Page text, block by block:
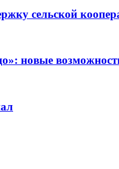
сельской
новые